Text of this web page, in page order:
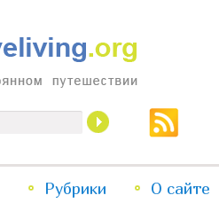
Перейти
Перейти
Рубрики О сайте